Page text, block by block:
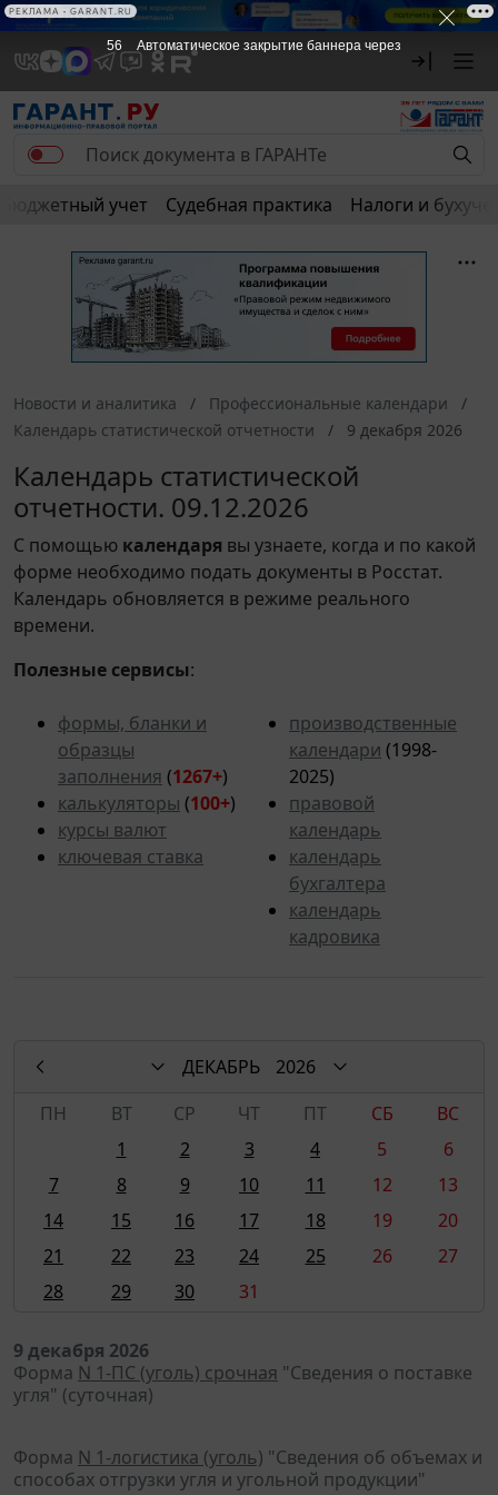
РЕКЛАМА
Бюджетный учет Судебная практика Налоги и
Новости и аналитика
Профессиональные календари
Календарь статистической отчетности
9 декабря 2026
Календарь статистической
отчетности. 09.12.2026
С помощью календаря вы узнаете, когда и по какой
форме необходимо подать документы в Росстат.
Календарь обновляется в режиме реального
времени.
Полезные сервисы:
формы, бланки и
образцы
заполнения (1267+)
калькуляторы (100+)
курсы валют
ключевая ставка
производственные
календари (1998-
2025)
правовой
календарь
календарь
бухгалтера
календарь
кадровика
ДЕКАБРЬ
2026
ПН
ВТ СР ЧТ ПТ СБ
ВС
1
2 3 4 5
6
7
8 9 10 11 12
13
14
15 16 17 18 19
20
21
22 23 24 25 26
27
28
29 30 31
9 декабря 2026
Форма N 1-ПС (уголь) срочная "Сведения о поставке
угля" (суточная)
Форма N 1-логистика (уголь) "Сведения об объемах и
способах отгрузки угля и угольной продукции"
56 Автоматическое закрытие баннера через
РЕКЛАМА • GARANT.RU